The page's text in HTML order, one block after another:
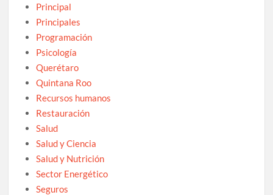
Principal
Principales
Programación
Psicología
Querétaro
Quintana Roo
Recursos humanos
Restauración
Salud
Salud y Ciencia
Salud y Nutrición
Sector Energético
Seguros